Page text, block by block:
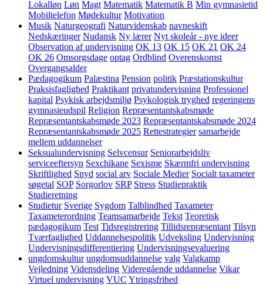
Lokalløn Løn Magt Matematik Matematik B Min gymnasietid
Mobiltelefon Mødekultur Motivation
Musik Naturgeografi Naturvidenskab navneskift
Nedskæringer Nudansk Ny lærer Nyt skoleår - nye ideer
Observation af undervisning OK 13 OK 15 OK 21 OK 24
OK 26 Omsorgsdage optag Ordblind Overenskomst
Overgangsalder
Pædagogikum Palæstina Pension politik Præstationskultur
Praksisfaglighed Praktikant privatundervisning Professionel
kapital Psykisk arbejdsmiljø Psykologisk tryghed regeringens
gymnasieudspil Religion Repræsentantskabsmøde
Repræsentantskabsmøde 2023 Repræsentantskabsmøde 2024
Repræsentantskabsmøde 2025 Rettestrategier samarbejde
mellem uddannelser
Seksualundervisning Selvcensur Seniorarbejdsliv
serviceeftersyn Sexchikane Sexisme Skærmfri undervisning
Skriftlighed Snyd social arv Sociale Medier Socialt taxameter
søgetal SOP Sorgorlov SRP Stress Studiepraktik
Studieretning
Studietur Sverige Sygdom Talblindhed Taxameter
Taxameterordning Teamsamarbejde Tekst Teoretisk
pædagogikum Test Tidsregistrering Tillidsrepræsentant Tilsyn
Tværfaglighed Uddannelsespolitik Udveksling Undervisning
Undervisningsdifferentiering Undervisningsevaluering
ungdomskultur ungdomsuddannelse valg Valgkamp
Vejledning Vidensdeling Videregående uddannelse Vikar
Virtuel undervisning VUC Ytringsfrihed